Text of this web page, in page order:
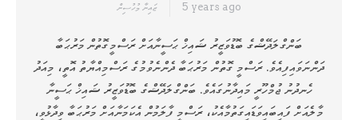
ޒައިނާ މުހުސިން 5 years ago
ބަންގްލަދޭޝްގެ ބޮޑުވަޒީރު ޝައިޚް ޙަސީނާއަށް ރަސްމީގޮތުން މަރުޙަބާ
ދަންނަވައިފިއެވެ. ރަސްމީ ގޮތުން މަރުޙަބާ ދެންނެވުމުގެ ރަސްމިއްޔާތު އޮތީ، ‏މިއަދު
ހެނދުނު ޖުމްހޫރީ މައިދާނުގައެވެ. ބަންގްލަދޭޝްގެ ބޮޑުވަޒީރު ޝައިޚް ޙަސީނާ
މާލެއަށް ފައިބައިވަޑައިގަތުމާއެކު، ރަސްމީ ފާލަމުން އެކަމަނާއަށް މަރުޙަބާ ވިދާޅުވީ،